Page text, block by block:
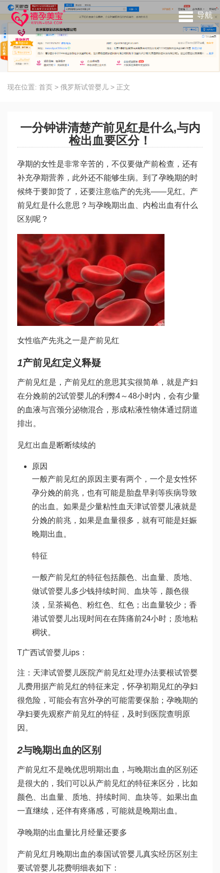
导航
现在位置: 首页 > 俄罗斯试管婴儿 > 正文
一分钟讲清楚产前见红是什么,与内
检出血要区分！
孕期的女性是非常辛苦的，不仅要做产前检查，还有
补充孕期营养，此外还不能够生病。到了孕晚期的时
候终于要卸货了，还要注意临产的先兆——见红。产
前见红是什么意思？与孕晚期出血、内检出血有什么
区别呢？
女性临产先兆之一是产前见红
1产前见红定义释疑
产前见红是，产前见红的意思其实很简单，就是产妇
在分娩前的2试管婴儿的利弊4～48小时内，会有少量
的血液与宫颈分泌物混合，形成粘液性物体通过阴道
排出。
见红出血是断断续续的
原因
一般产前见红的原因主要有两个，一个是女性怀
孕分娩的前兆，也有可能是胎盘早剥等疾病导致
的出血。如果是少量粘性血 天津试管婴儿液就是
分娩的前兆，如果是血量很多，就有可能是妊娠
晚期出血。
特征
一般产前见红的特征包括颜色、出血量、质地、
做试管婴儿多少钱持续时间、血块等，颜色很
淡，呈茶褐色、粉红色、红色；出血量较少； 香
港试管婴儿出现时间在在阵痛前24小时；质地粘
稠状。
T广西试管婴儿ips：
注： 天津试管婴儿医院产前见红处理办法要根试管婴
儿费用据产前见红的特征来定，怀孕初期见红的孕妇
很危险，可能会有宫外孕的可能需要保胎；孕晚期的
孕妇要先观察产前见红的特征，及时到医院查明原
因。
2与晚期出血的区别
产前见红不是晚优思明期出血，与晚期出血的区别还
是很大的，我们可以从产前见红的特征来区分，比如
颜色、出血量、质地、持续时间、血块等。如果出血
一直继续，还伴有疼痛感，可能就是晚期出血。
孕晚期的出血量比月经量还要多
产前见红月晚期出血的泰国试管婴儿真实经历 区别主
要试管婴儿花费明细表如下：